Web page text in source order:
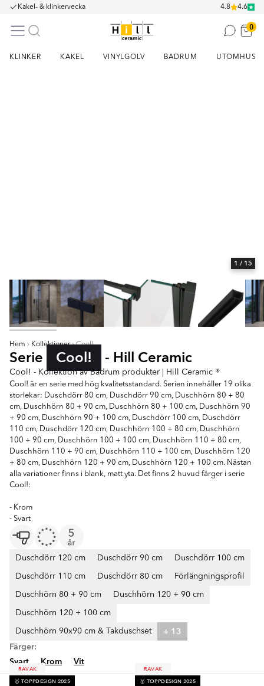
Kakel- & klinkervecka 4.8 4.6
0
KLINKER KAKEL VINYLGOLV BADRUM UTOMHUS
Hem Kollektioner Cool!
Serie Cool! - Hill Ceramic
Cool! - Kollektion av Badrum produkter | Hill Ceramic ®
Cool! är en serie med hög kvalitetsstandard. Serien innehåller 19 olika
storlekar: Duschdörr 80 cm, Duschdörr 90 cm, Duschhörn 80 + 80
cm, Duschhörn 80 + 90 cm, Duschhörn 80 + 100 cm, Duschhörn 90
+ 90 cm, Duschhörn 90 + 100 cm, Duschdörr 100 cm, Duschdörr
110 cm, Duschdörr 120 cm, Duschhörn 100 + 80 cm, Duschhörn
100 + 90 cm, Duschhörn 100 + 100 cm, Duschhörn 110 + 80 cm,
Duschhörn 110 + 90 cm, Duschhörn 110 + 100 cm, Duschhörn 120
+ 80 cm, Duschhörn 120 + 90 cm, Duschhörn 120 + 100 cm. Nästan
alla variationer finns i blank, matt yta. Det finns 2 huvud färger i serie
Cool!:
- Krom
- Svart
Duschdörr 120 cm Duschdörr 90 cm Duschdörr 100 cm
Duschdörr 110 cm Duschdörr 80 cm Förlängningsprofil
Duschhörn 80 + 90 cm Duschhörn 120 + 90 cm
Duschhörn 120 + 100 cm
Duschhörn 90x90 cm & Takduschset
+ 13
Färger:
Svart
Krom Vit
1 / 15
RAVAK
🥇 TOPPDESIGN 2025
RAVAK
🥇 TOPPDESIGN 2025